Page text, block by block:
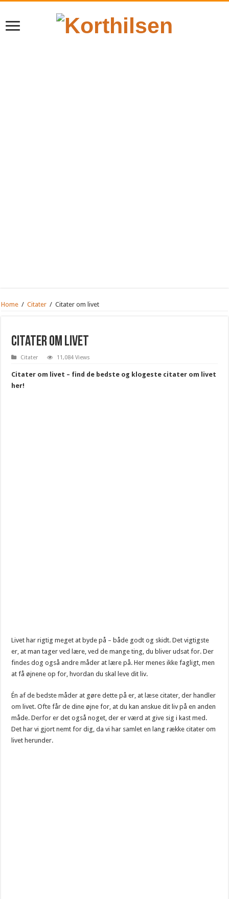
Home / Citater / Citater om livet
Citater om livet
Citater 11,084 Views
Citater om livet – find de bedste og klogeste citater om livet
her!
Livet har rigtig meget at byde på – både godt og skidt. Det vigtigste
er, at man tager ved lære, ved de mange ting, du bliver udsat for. Der
findes dog også andre måder at lære på. Her menes ikke fagligt, men
at få øjnene op for, hvordan du skal leve dit liv.
Én af de bedste måder at gøre dette på er, at læse citater, der handler
om livet. Ofte får de dine øjne for, at du kan anskue dit liv på en anden
måde. Derfor er det også noget, der er værd at give sig i kast med.
Det har vi gjort nemt for dig, da vi har samlet en lang række citater om
livet herunder.